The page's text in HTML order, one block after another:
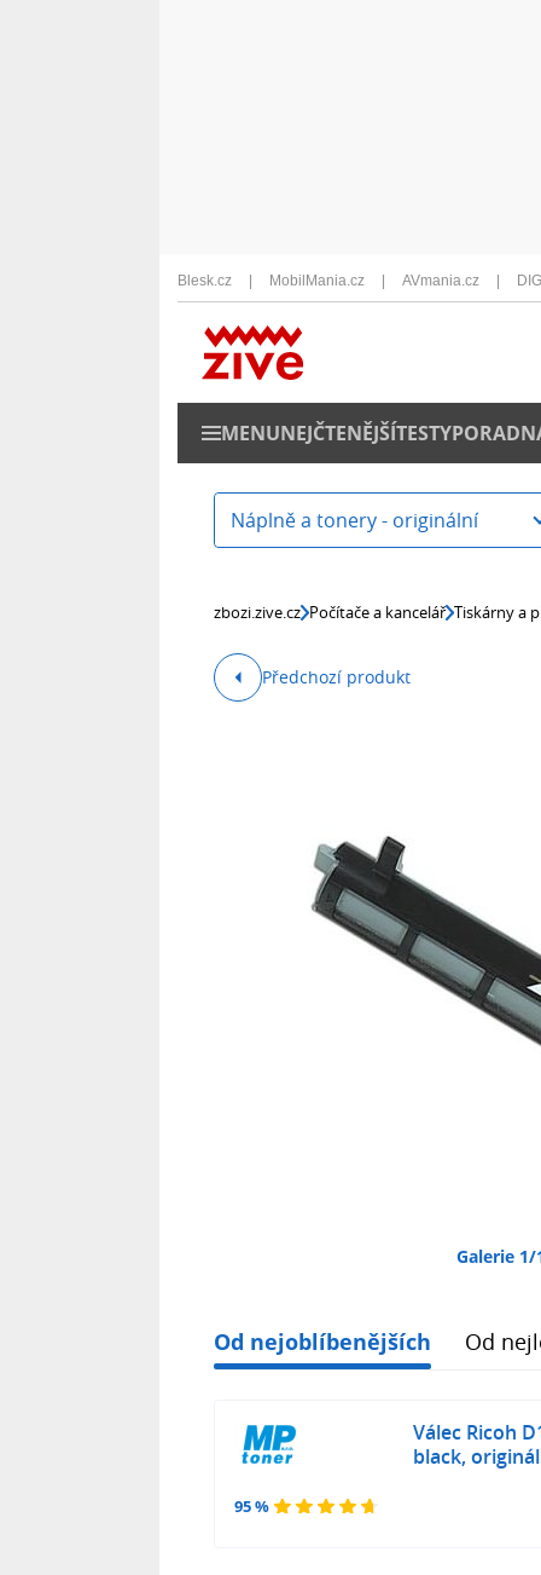
Blesk.cz MobilMania.cz AVmania.cz
MENUNEJČTENĚJŠÍTESTY
Náplně a tonery - originální
zbozi.zive.cz Počítače a kancelář Tiskárny a
Předchozí produkt
Galerie 1/
Od nejoblíbenějších Od
95 %
Válec Ricoh
black, originál